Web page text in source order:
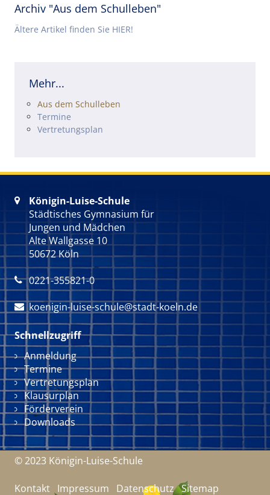
Archiv "Aus dem Schulleben"
Ältere Artikel finden Sie HIER!
Mehr...
Navigation überspringen
Aus dem Schulleben
Termine
Vertretungsplan

Königin-Luise-Schule
Städtisches Gymnasium für
Jungen und Mädchen
Alte Wallgasse 10
50672 Köln
 0221-355821-0
 koenigin-luise-schule@stadt-koeln.de
Schnellzugriff
Navigation überspringen
Anmeldung
Termine
Vertretungsplan
Klausurplan
Förderverein
Downloads
© 2023 Königin-Luise-Schule
Navigation überspringen
Kontakt Impressum Datenschutz Sitemap